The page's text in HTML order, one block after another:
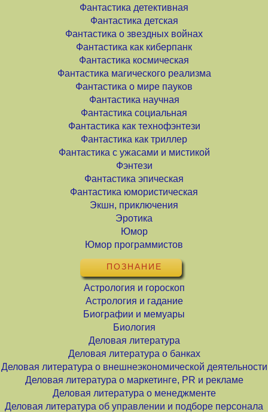
Фантастика детективная
Фантастика детская
Фантастика о звездных войнах
Фантастика как киберпанк
Фантастика космическая
Фантастика магического реализма
Фантастика о мире пауков
Фантастика научная
Фантастика социальная
Фантастика как технофэнтези
Фантастика как триллер
Фантастика с ужасами и мистикой
Фэнтези
Фантастика эпическая
Фантастика юмористическая
Экшн, приключения
Эротика
Юмор
Юмор программистов
ПОЗНАНИЕ
Астрология и гороскоп
Астрология и гадание
Биографии и мемуары
Биология
Деловая литература
Деловая литература о банках
Деловая литература о внешнеэкономической деятельности
Деловая литература о маркетинге, PR и рекламе
Деловая литература о менеджменте
Деловая литература об управлении и подборе персонала